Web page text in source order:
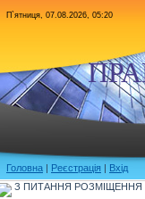
П`ятниця, 07.08.2026, 05:20
Головна | Реєстрація | Вхід
З ПИТАННЯ РОЗМІЩЕННЯ